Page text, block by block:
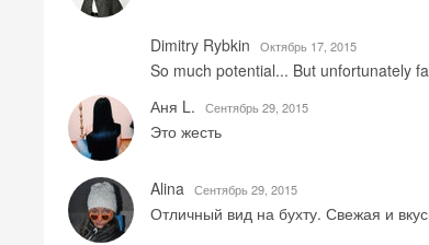
Dimitry Rybkin Октябрь 17, 2015
So much potential... But unfortunately
Аня L.
Сентябрь 29, 2015
Это жесть
Alina Сентябрь 29, 2015
Отличный вид на бухту. Свежая и